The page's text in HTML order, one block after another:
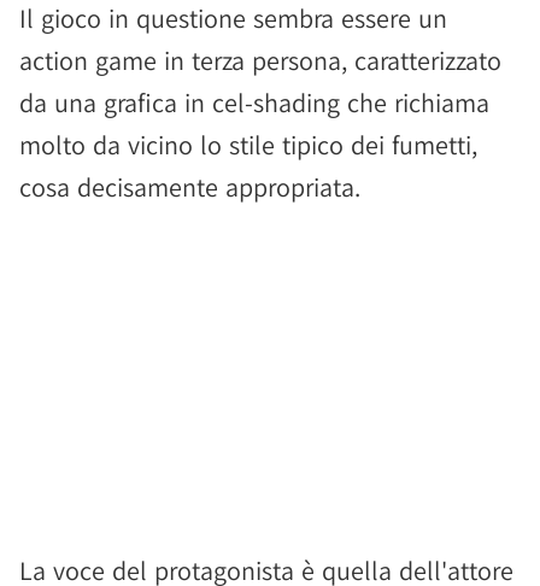
Il gioco in questione sembra essere un
action game in terza persona, caratterizzato
da una grafica in cel-shading che richiama
molto da vicino lo stile tipico dei fumetti,
cosa decisamente appropriata.
La voce del protagonista è quella dell'attore